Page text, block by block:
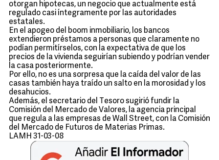
otorgan hipotecas, un negocio que actualmente está
regulado casi íntegramente por las autoridades
estatales.
En el apogeo del boom inmobiliario, los bancos
extendieron préstamos a personas que claramente no
podían permitírselos, con la expectativa de que los
precios de la vivienda seguirían subiendo y podrían vender
la casa posteriormente.
Por ello, no es una sorpresa que la caída del valor de las
casas también haya traído un salto en la morosidad y los
desahucios.
Además, el secretario del Tesoro sugirió fundir la
Comisión del Mercado de Valores, la agencia principal
que regula a las empresas de Wall Street, con la Comisión
del Mercado de Futuros de Materias Primas.
LAMH 31-03-08